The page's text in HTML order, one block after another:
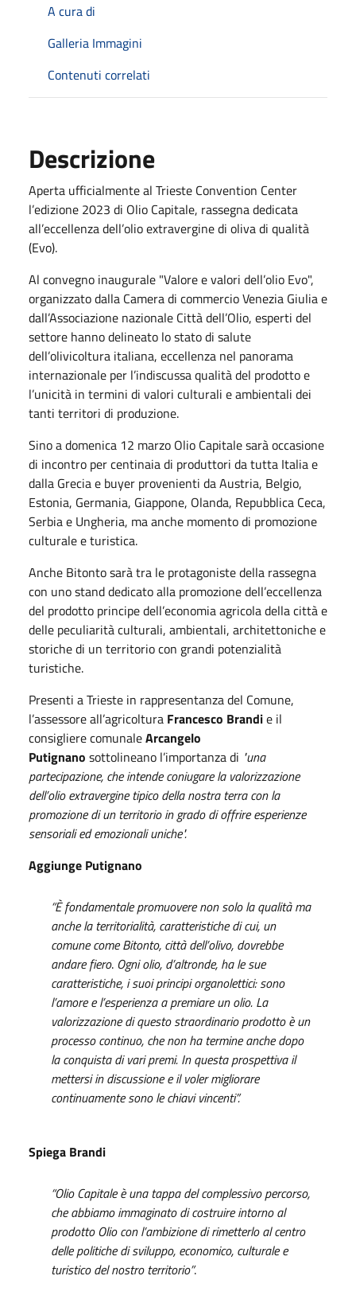
A cura di
Galleria Immagini
Contenuti correlati
Descrizione
Aperta ufficialmente al Trieste Convention Center
l’edizione 2023 di Olio Capitale, rassegna dedicata
all’eccellenza dell’olio extravergine di oliva di qualità
(Evo).
Al convegno inaugurale "Valore e valori dell’olio Evo",
organizzato dalla Camera di commercio Venezia Giulia e
dall’Associazione nazionale Città dell’Olio, esperti del
settore hanno delineato lo stato di salute
dell’olivicoltura italiana, eccellenza nel panorama
internazionale per l’indiscussa qualità del prodotto e
l’unicità in termini di valori culturali e ambientali dei
tanti territori di produzione.
Sino a domenica 12 marzo Olio Capitale sarà occasione
di incontro per centinaia di produttori da tutta Italia e
dalla Grecia e buyer provenienti da Austria, Belgio,
Estonia, Germania, Giappone, Olanda, Repubblica Ceca,
Serbia e Ungheria, ma anche momento di promozione
culturale e turistica.
Anche Bitonto sarà tra le protagoniste della rassegna
con uno stand dedicato alla promozione dell’eccellenza
del prodotto principe dell’economia agricola della città e
delle peculiarità culturali, ambientali, architettoniche e
storiche di un territorio con grandi potenzialità
turistiche.
Presenti a Trieste in rappresentanza del Comune,
l’assessore all’agricoltura Francesco Brandie il
consigliere comunaleArcangelo
Putignano sottolineano l’importanza di "una
partecipazione, che intende coniugare la valorizzazione
dell’olio extravergine tipico della nostra terra con la
promozione di un territorio in grado di offrire esperienze
sensoriali ed emozionali uniche".
Aggiunge Putignano
“È fondamentalepromuovere non solo la qualità ma
anche la territorialità, caratteristiche di cui, un
comune come Bitonto, città dell’olivo, dovrebbe
andare fiero. Ogni olio, d’altronde, ha le sue
caratteristiche, i suoi principi organolettici: sono
l’amore e l’esperienza a premiare un olio. La
valorizzazione di questo straordinario prodotto è un
processo continuo, che non ha termine anche dopo
la conquista di vari premi. In questa prospettiva il
mettersi in discussione e il voler migliorare
continuamente sono le chiavi vincenti”.
Spiega Brandi
“Olio Capitale è una tappa del complessivo percorso,
che abbiamo immaginato di costruire intorno al
prodotto Olio con l’ambizione di rimetterlo al centro
delle politiche di sviluppo, economico, culturale e
turistico del nostro territorio”.